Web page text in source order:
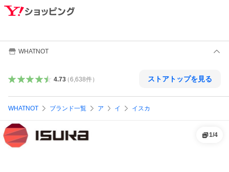
WHATNOT
4.73（6,638件） ストアトップを見る
WHATNOT ブランド一覧 ア イ イスカ
1/4